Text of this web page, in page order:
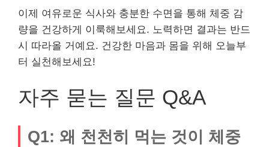
이제 여유로운 식사와 충분한 수면을 통해 체중 감
량을 건강하게 이룩해보세요. 노력하면 결과는 반드
시 따라올 거예요. 건강한 마음과 몸을 위해 오늘부
터 실천해보세요!
자주 묻는 질문 Q&A
Q1: 왜 천천히 먹는 것이 체중